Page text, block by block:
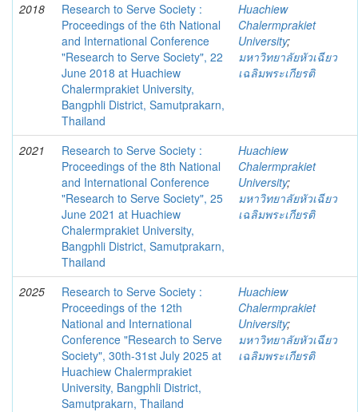
2018
Research to Serve Society :
Proceedings of the 6th National
and International Conference
"Research to Serve Society", 22
June 2018 at Huachiew
Chalermprakiet University,
Bangphli District, Samutprakarn,
Thailand
Huachiew
Chalermprakiet
University;
มหาวิทยาลัยหัวเฉียว
เฉลิมพระเกียรติ
2021
Research to Serve Society :
Proceedings of the 8th National
and International Conference
"Research to Serve Society", 25
June 2021 at Huachiew
Chalermprakiet University,
Bangphli District, Samutprakarn,
Thailand
Huachiew
Chalermprakiet
University;
มหาวิทยาลัยหัวเฉียว
เฉลิมพระเกียรติ
2025
Research to Serve Society :
Proceedings of the 12th
National and International
Conference "Research to Serve
Society", 30th-31st July 2025 at
Huachiew Chalermprakiet
University, Bangphli District,
Samutprakarn, Thailand
Huachiew
Chalermprakiet
University;
มหาวิทยาลัยหัวเฉียว
เฉลิมพระเกียรติ